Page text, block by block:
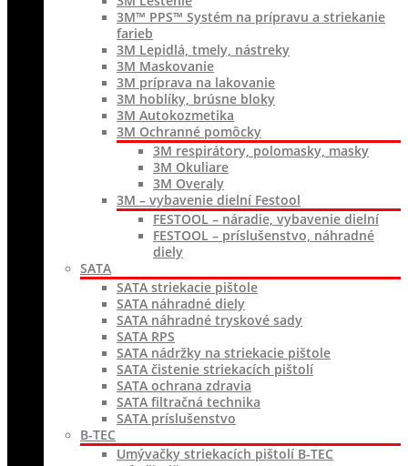
3M™ PPS™ Systém na prípravu a striekanie
farieb
3M Lepidlá, tmely, nástreky
3M Maskovanie
3M príprava na lakovanie
3M hoblíky, brúsne bloky
3M Autokozmetika
3M Ochranné pomôcky
3M respirátory, polomasky, masky
3M Okuliare
3M Overaly
3M – vybavenie dielní Festool
FESTOOL – náradie, vybavenie dielní
FESTOOL – príslušenstvo, náhradné
diely
SATA
SATA striekacie pištole
SATA náhradné diely
SATA náhradné tryskové sady
SATA RPS
SATA nádržky na striekacie pištole
SATA čistenie striekacích pištolí
SATA ochrana zdravia
SATA filtračná technika
SATA príslušenstvo
B-TEC
Umývačky striekacích pištolí B-TEC